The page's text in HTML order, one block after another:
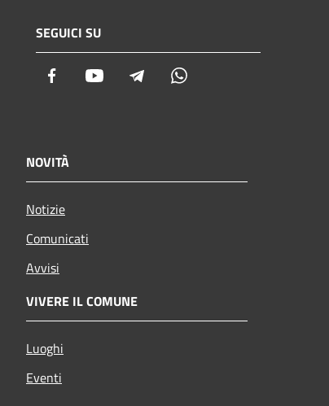
SEGUICI SU
Facebook Youtube Telegram
NOVITÀ
Notizie
Comunicati
Avvisi
VIVERE IL COMUNE
Luoghi
Eventi